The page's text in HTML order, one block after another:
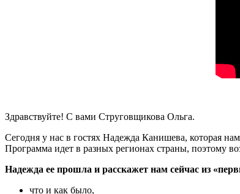
Здравствуйте! С вами Струговщикова Ольга.
Сегодня у нас в гостях Надежда Канишева, которая
Программа идет в разных регионах страны, поэтому
Надежда ее прошла и расскажет нам сейчас из
что и как было,